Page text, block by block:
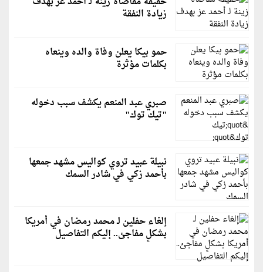
زيادة النفقة
حمو بيكا يعلن وفاة والده وينعاه
بكلمات مؤثرة
صبري عبد المنعم يكشف سبب دخوله
"تيك توك"
نبيلة عبيد تروي كواليس مشهد جمعها
بأحمد زكي في شادر السمك
إلغاء حفلين لـ محمد رمضان في أمريكا
بشكلٍ مفاجئ.. إليكم التفاصيل